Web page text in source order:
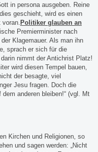
in persona ausgeben. Reine
geschieht, wird es einen
Politiker glauben an
Premierminister nach
Klagemauer. Als man ihn
sprach er sich für die
nimmt der Antichrist Platz!
wird diesen Tempel bauen,
der besagte, viel
Jesu fragen. Doch die
anderen bleiben!“ (vgl. Mt
Kirchen und Religionen, so
und sagen werden: „Nicht